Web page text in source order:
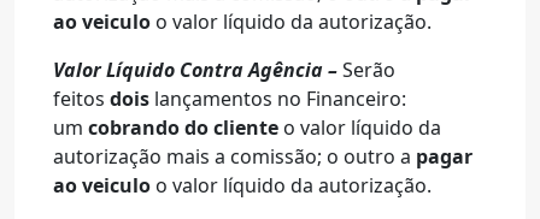
ao veiculo o valor líquido da autorização.
Valor Líquido Contra Agência –Serão
feitos dois lançamentos no Financeiro:
um cobrando do cliente o valor líquido da
autorização mais a comissão; o outro a pagar
ao veiculo o valor líquido da autorização.